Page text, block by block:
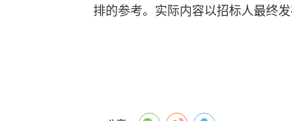
排的参考。实际内容以招标人最终